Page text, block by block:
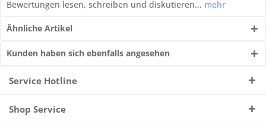
Bewertungen lesen, schreiben und diskutieren... mehr
Ähnliche Artikel
Kunden haben sich ebenfalls angesehen
Service Hotline
Shop Service